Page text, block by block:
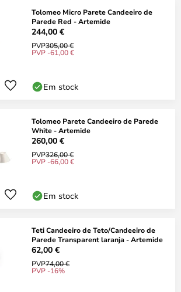
Tolomeo Micro Parete Candeeiro de
Parede Red - Artemide
244,00 €
PVP305,00 €
PVP -61,00 €
Em stock
Tolomeo Parete Candeeiro de Parede
White - Artemide
260,00 €
PVP326,00 €
PVP -66,00 €
Em stock
Teti Candeeiro de Teto/Candeeiro de
Parede Transparent laranja - Artemide
62,00 €
PVP74,00 €
PVP -16%